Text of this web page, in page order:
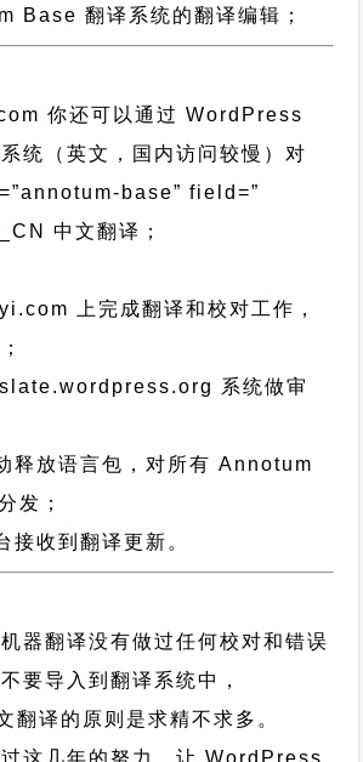
Base 翻译系统的翻译编辑；
你还可以通过WordPress
统（英文，国内访问较慢）对
base” field=”
中文翻译；
上完成翻译和校对工作，
系统做审
释放语言包，对所有 Annotum
发；
接收到翻译更新。
器翻译没有做过任何校对和错误
要导入到翻译系统中，
翻译的原则 是求精不求多。
这几年的努力，让 WordPress